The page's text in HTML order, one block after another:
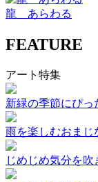
龍 あらわる
FEATURE
アート特集
新緑の季節にぴっ
雨を楽しむおまじ
じめじめ気分を吹